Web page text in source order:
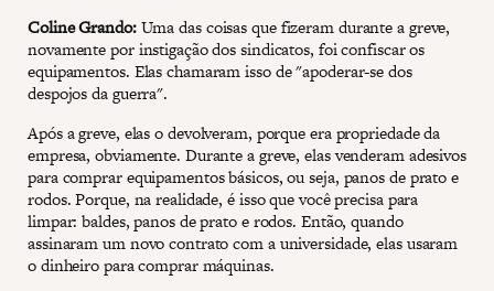
Coline Grando:Uma das coisas que fizeram durante a greve,
novamente por instigação dos sindicatos, foi confiscar os
equipamentos. Elas chamaram isso de "apoderar-se dos
despojos da guerra".
Após a greve, elas o devolveram, porque era propriedade da
empresa, obviamente. Durante a greve, elas venderam adesivos
para comprar equipamentos básicos, ou seja, panos de prato e
rodos. Porque, na realidade, é isso que você precisa para
limpar: baldes, panos de prato e rodos. Então, quando
assinaram um novo contrato com a universidade, elas usaram
o dinheiro para comprar máquinas.